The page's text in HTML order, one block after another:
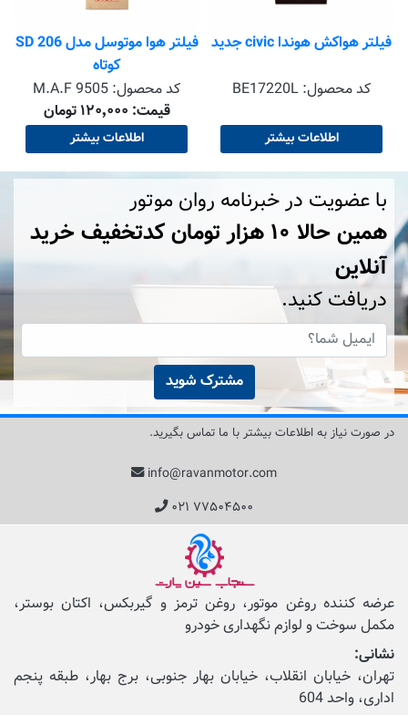
فیلتر هواکش هوندا civic جدید
کد محصول: BE17220L
اطلاعات بیشتر
فیلتر هوا موتوسل مدل 206 SD
کوتاه
کد محصول: M.A.F 9505
قیمت: ۱۲۰٬۰۰۰ تومان
اطلاعات بیشتر
با عضویت در خبرنامه روان موتور
همین حالا ۱۰ هزار تومان کد‌تخفیف خرید
آنلاین
دریافت کنید.
مشترک شوید
در صورت نیاز به اطلاعات بیشتر با ما تماس بگیرید.
info@ravanmotor.com
۰۲۱ ۷۷۵۰۴۵۰۰
عرضه کننده روغن موتور، روغن ترمز و گیربکس، اکتان بوستر،
مکمل‌ سوخت و لوازم نگهداری خودرو
نشانی:
تهران، خیابان انقلاب، خیابان بهار جنوبی، برج بهار، طبقه پنجم
اداری، واحد 604